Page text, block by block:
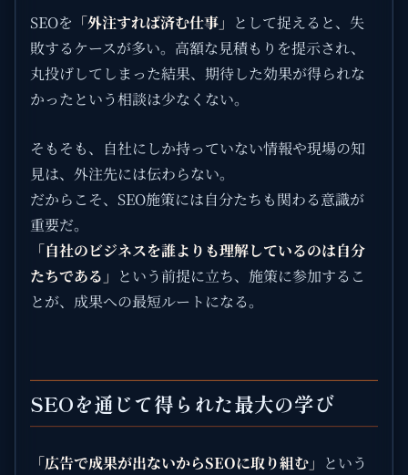
SEOを 「外注すれば済む仕事」 として捉えると、失
敗するケースが多い。高額な見積もりを提示され、
丸投げしてしまった結果、期待した効果が得られな
かったという相談は少なくない。
そもそも、自社にしか持っていない情報や現場の知
見は、外注先には伝わらない。
だからこそ、SEO施策には自分たちも関わる意識が
重要だ。
「自社のビジネスを誰よりも理解しているのは自分
たちである」 という前提に立ち、施策に参加するこ
とが、成果への最短ルートになる。
SEOを通じて得られた最大の学び
「広告で成果が出ないからSEOに取り組む」 という